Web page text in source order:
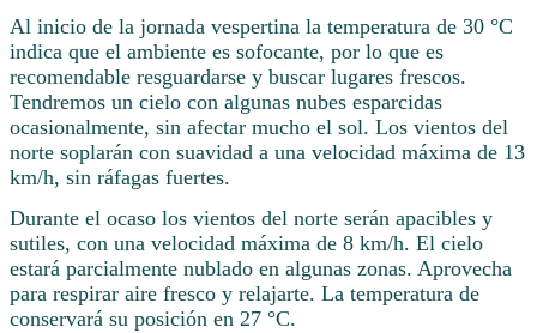
Al inicio de la jornada vespertina la temperatura de 30 °C
indica que el ambiente es sofocante, por lo que es
recomendable resguardarse y buscar lugares frescos.
Tendremos un cielo con algunas nubes esparcidas
ocasionalmente, sin afectar mucho el sol. Los vientos del
norte soplarán con suavidad a una velocidad máxima de 13
km/h, sin ráfagas fuertes.
Durante el ocaso los vientos del norte serán apacibles y
sutiles, con una velocidad máxima de 8 km/h. El cielo
estará parcialmente nublado en algunas zonas. Aprovecha
para respirar aire fresco y relajarte. La temperatura de
conservará su posición en 27 °C.